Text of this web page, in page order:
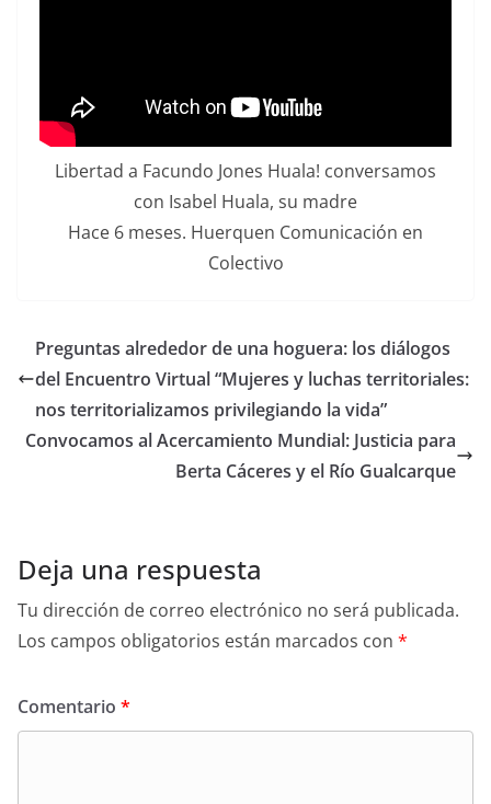
Libertad a Facundo Jones Huala! conversamos
con Isabel Huala, su madre
Hace 6 meses. Huerquen Comunicación en
Colectivo
Preguntas alrededor de una hoguera: los diálogos
del Encuentro Virtual “Mujeres y luchas territoriales:
nos territorializamos privilegiando la vida”
Convocamos al Acercamiento Mundial: Justicia para
Berta Cáceres y el Río Gualcarque
Deja una respuesta
Tu dirección de correo electrónico no será publicada.
Los campos obligatorios están marcados con *
Comentario *